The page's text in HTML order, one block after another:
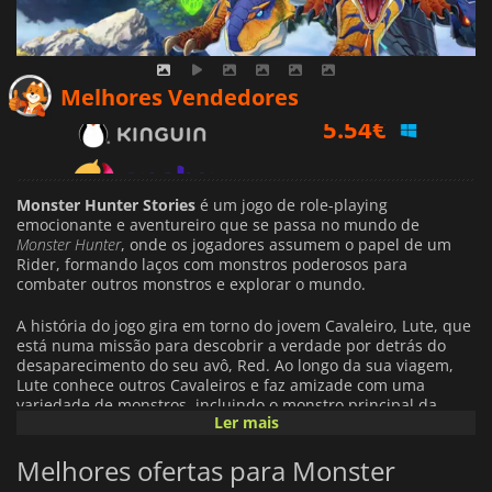
Melhores Vendedores
8.39€
Monster Hunter Stories é um jogo de role-playing
emocionante e aventureiro que se passa no mundo de
Monster Hunter, onde os jogadores assumem o papel de um
Rider, formando laços com monstros poderosos para
combater outros monstros e explorar o mundo.
A história do jogo gira em torno do jovem Cavaleiro, Lute, que
está numa missão para descobrir a verdade por detrás do
desaparecimento do seu avô, Red. Ao longo da sua viagem,
Lute conhece outros Cavaleiros e faz amizade com uma
variedade de monstros, incluindo o monstro principal da
, Rathalos.
EmMonster Hunter Stories , a jogabilidade é baseada em
turnos e os jogadores utilizam uma variedade de ataques e
Ler mais
Melhores ofertas para Monster